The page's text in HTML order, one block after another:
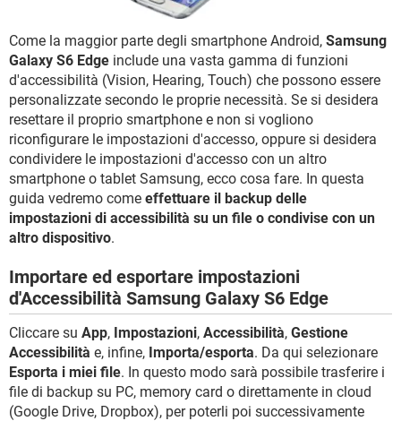
HARDWARE
Come la maggior parte degli smartphone Android, Samsung
Galaxy S6 Edge include una vasta gamma di funzioni
d'accessibilità (Vision, Hearing, Touch) che possono essere
personalizzate secondo le proprie necessità. Se si desidera
resettare il proprio smartphone e non si vogliono
riconfigurare le impostazioni d'accesso, oppure si desidera
condividere le impostazioni d'accesso con un altro
smartphone o tablet Samsung, ecco cosa fare. In questa
guida vedremo come effettuare il backup delle
impostazioni di accessibilità su un file o condivise con un
altro dispositivo.
Importare ed esportare impostazioni
d'Accessibilità Samsung Galaxy S6 Edge
Cliccare su App, Impostazioni, Accessibilità, Gestione
Accessibilità e, infine, Importa/esporta. Da qui selezionare
Esporta i miei file. In questo modo sarà possibile trasferire i
file di backup su PC, memory card o direttamente in cloud
(Google Drive, Dropbox), per poterli poi successivamente